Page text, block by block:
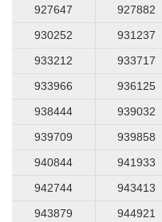
927647
927882
930252
931237
933212
933717
933966
936125
938444
939032
939709
939858
940844
941933
942744
943413
943879
944921